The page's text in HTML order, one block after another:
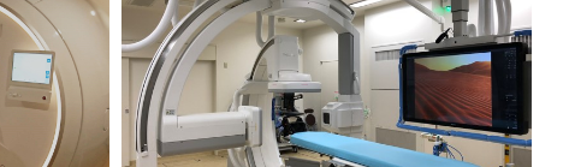
血管撮影
Angiography